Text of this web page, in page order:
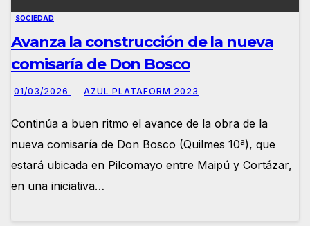
SOCIEDAD
Avanza la construcción de la nueva
comisaría de Don Bosco
01/03/2026 AZUL PLATAFORM 2023
Continúa a buen ritmo el avance de la obra de la
nueva comisaría de Don Bosco (Quilmes 10ª), que
estará ubicada en Pilcomayo entre Maipú y Cortázar,
en una iniciativa…